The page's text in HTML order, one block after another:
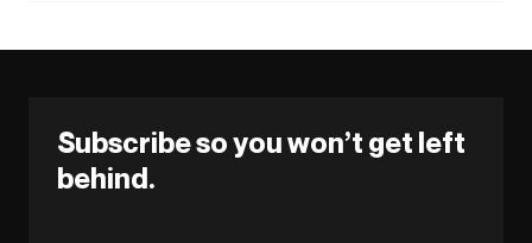
Subscribe so you won’t get left
behind.